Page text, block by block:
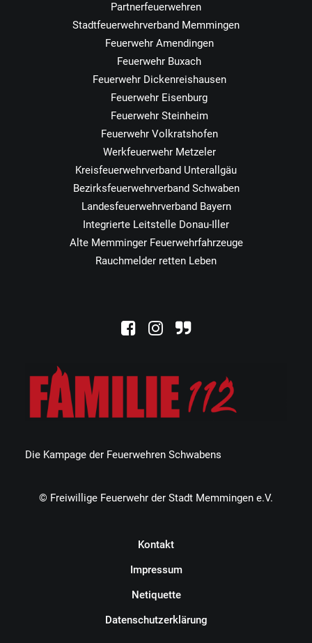
Die Kampage der Feuerwehren Schwabens
Partnerfeuerwehren
Stadtfeuerwehrverband Memmingen
Feuerwehr Amendingen
Feuerwehr Buxach
Feuerwehr Dickenreishausen
Feuerwehr Eisenburg
Feuerwehr Steinheim
Feuerwehr Volkratshofen
Werkfeuerwehr Metzeler
Kreisfeuerwehrverband Unterallgäu
Bezirksfeuerwehrverband Schwaben
Landesfeuerwehrverband Bayern
Integrierte Leitstelle Donau-Iller
Alte Memminger Feuerwehrfahrzeuge
Rauchmelder retten Leben
© Freiwillige Feuerwehr der Stadt Memmingen e.V.
Kontakt
Impressum
Netiquette
Datenschutzerklärung